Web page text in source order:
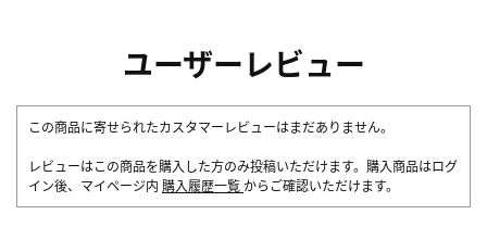
ユーザーレビュー
この商品に寄せられたカスタマーレビューはまだありません。
レビューはこの商品を購入した方のみ投稿いただけます。購入商品はログ
イン後、マイページ内 購入履歴一覧 からご確認いただけます。